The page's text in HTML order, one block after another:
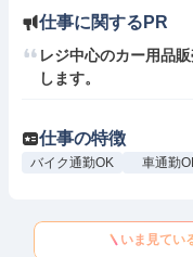
仕事に関するPR
レジ中心のカー用品
します。
仕事の特徴
バイク通勤OK 車通勤
いま見てい